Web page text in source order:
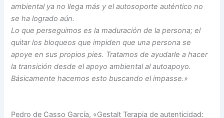
ambiental ya no llega más y el autosoporte auténtico no
se ha logrado aún.
Lo que perseguimos es la maduración de la persona; el
quitar los bloqueos que impiden que una persona se
apoye en sus propios pies. Tratamos de ayudarle a hacer
la transición desde el apoyo ambiental al autoapoyo.
Básicamente hacemos esto buscando el impasse.»
Pedro de Casso García, «Gestalt Terapia de autenticidad: